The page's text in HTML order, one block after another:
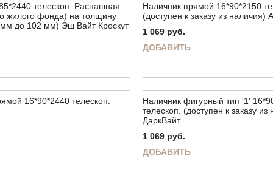
телескоп. Распашная
жилого фонда) на толщину
до 102 мм) Эш Вайт Кроскут
Наличник прямой 16*90*2150
(доступен к заказу из наличия)
1 069 руб.
ДОБАВИТЬ
16*90*2440 телескоп.
Наличник фигурный тип '1'
телескоп. (доступен к заказу из
ДаркВайт
1 069 руб.
ДОБАВИТЬ